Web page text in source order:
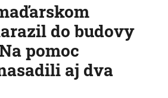
do budovy
pomoc
aj dva